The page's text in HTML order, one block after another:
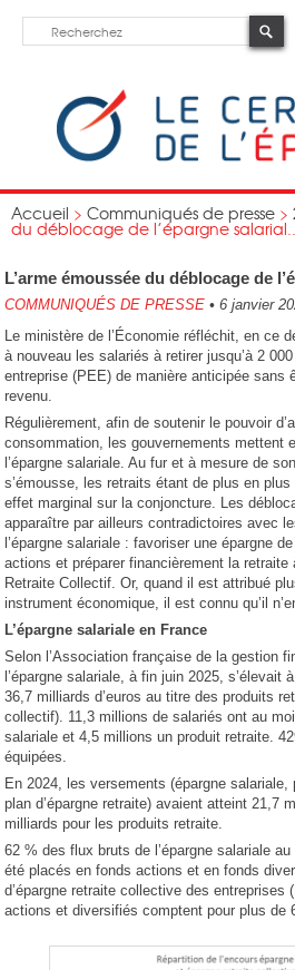
Accueil > Communiqués de presse >
du déblocage de l’épargne
L’arme émoussée du déblocage de
COMMUNIQUÉS DE PRESSE • 6 janvier
Le ministère de l’Économie réfléchit, en ce
à nouveau les salariés à retirer jusqu’à 2
entreprise (PEE) de manière anticipée sans
revenu.
Régulièrement, afin de soutenir le pouvoir
consommation, les gouvernements mettent
l’épargne salariale. Au fur et à mesure de
s’émousse, les retraits étant de plus en
effet marginal sur la conjoncture. Les
apparaître par ailleurs contradictoires avec
l’épargne salariale : favoriser une épargne
actions et préparer financièrement la retraite
Retraite Collectif. Or, quand il est attribué
instrument économique, il est connu qu’il
L’épargne salariale en France
Selon l’Association française de la gestion
l’épargne salariale, à fin juin 2025, s’élevait
36,7 milliards d’euros au titre des produits
collectif). 11,3 millions de salariés ont au
salariale et 4,5 millions un produit retraite.
équipées.
En 2024, les versements (épargne salariale,
plan d’épargne retraite) avaient atteint 21,7
milliards pour les produits retraite.
62 % des flux bruts de l’épargne salariale
été placés en fonds actions et en fonds
d’épargne retraite collective des entreprises
actions et diversifiés comptent pour plus de